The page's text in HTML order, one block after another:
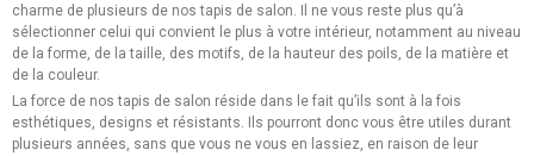
charme de plusieurs de nos tapis de salon. Il ne vous reste plus qu’à
sélectionner celui qui convient le plus à votre intérieur, notamment au niveau
de la forme, de la taille, des motifs, de la hauteur des poils, de la matière et
de la couleur.
La force de nos tapis de salon réside dans le fait qu’ils sont à la fois
esthétiques, designs et résistants. Ils pourront donc vous être utiles durant
plusieurs années, sans que vous ne vous en lassiez, en raison de leur